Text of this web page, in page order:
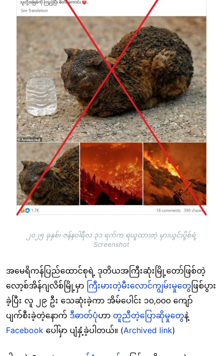
၂၀၂၅ ခုနှစ်၊ ဇန်နဝါရီလ ၃၁ ရက်က ရယူထားတဲ့ မှားယွင်းပို့စ်ရဲ့
Screenshot
အမေရိကန်ပြည်ထောင်စုရဲ့ ဒုတိယအကြီးဆုံးမြို့တော်ဖြစ်တဲ့
လော့စ်အိန်ဂျလိစ်မြို့မှာ ကြီးမားတဲ့မီးလောင်ကျွမ်းမှုတွေ ဖြစ်ပွား
ခဲ့ပြီး လူ ၂၉ ဦး သေဆုံးခဲ့ကာ အိမ်ပေါင်း ၁၀,၀၀၀ ကျော်
ပျက်စီးခဲ့တဲ့နောက် ဒီဓာတ်ပုံဟာ တူညီတဲ့ပြောဆိုမှုတွေနဲ့
Facebook ပေါ်မှာ ပျံနှံ့ခဲ့ပါတယ်။ (Archived link)